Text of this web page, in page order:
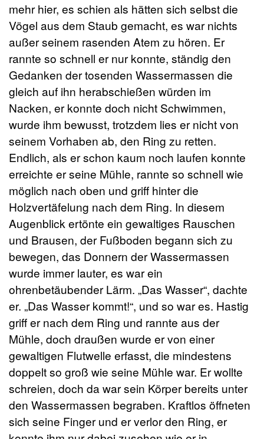
mehr hier, es schien als hätten sich selbst die
Vögel aus dem Staub gemacht, es war nichts
außer seinem rasenden Atem zu hören. Er
rannte so schnell er nur konnte, ständig den
Gedanken der tosenden Wassermassen die
gleich auf ihn herabschießen würden im
Nacken, er konnte doch nicht Schwimmen,
wurde ihm bewusst, trotzdem lies er nicht von
seinem Vorhaben ab, den Ring zu retten.
Endlich, als er schon kaum noch laufen konnte
erreichte er seine Mühle, rannte so schnell wie
möglich nach oben und griff hinter die
Holzvertäfelung nach dem Ring. In diesem
Augenblick ertönte ein gewaltiges Rauschen
und Brausen, der Fußboden begann sich zu
bewegen, das Donnern der Wassermassen
wurde immer lauter, es war ein
ohrenbetäubender Lärm. „Das Wasser“, dachte
er. „Das Wasser kommt!“, und so war es. Hastig
griff er nach dem Ring und rannte aus der
Mühle, doch draußen wurde er von einer
gewaltigen Flutwelle erfasst, die mindestens
doppelt so groß wie seine Mühle war. Er wollte
schreien, doch da war sein Körper bereits unter
den Wassermassen begraben. Kraftlos öffneten
sich seine Finger und er verlor den Ring, er